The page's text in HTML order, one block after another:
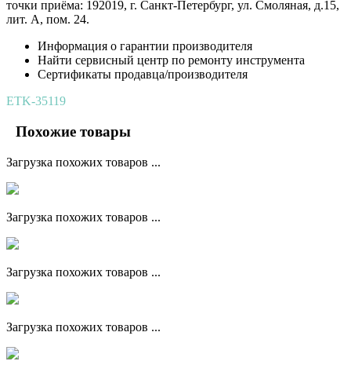
точки приёма: 192019, г. Санкт-Петербург, ул. Смоляная, д.15,
лит. А, пом. 24.
Информация о гарантии производителя
Найти сервисный центр по ремонту инструмента
Сертификаты продавца/производителя
ETK-35119
Похожие товары
Загрузка похожих товаров ...
Загрузка похожих товаров ...
Загрузка похожих товаров ...
Загрузка похожих товаров ...